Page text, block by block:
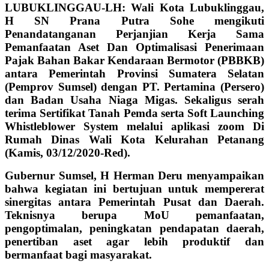
LUBUKLINGGAU-LH: Wali Kota Lubuklinggau,
H SN Prana Putra Sohe mengikuti
Penandatanganan Perjanjian Kerja Sama
Pemanfaatan Aset Dan Optimalisasi Penerimaan
Pajak Bahan Bakar Kendaraan Bermotor (PBBKB)
antara Pemerintah Provinsi Sumatera Selatan
(Pemprov Sumsel) dengan PT. Pertamina (Persero)
dan Badan Usaha Niaga Migas. Sekaligus serah
terima Sertifikat Tanah Pemda serta Soft Launching
Whistleblower System melalui aplikasi zoom Di
Rumah Dinas Wali Kota Kelurahan Petanang
(Kamis, 03/12/2020-Red).
Gubernur Sumsel, H Herman Deru menyampaikan
bahwa kegiatan ini bertujuan untuk mempererat
sinergitas antara Pemerintah Pusat dan Daerah.
Teknisnya berupa MoU pemanfaatan,
pengoptimalan, peningkatan pendapatan daerah,
penertiban aset agar lebih produktif dan
bermanfaat bagi masyarakat.